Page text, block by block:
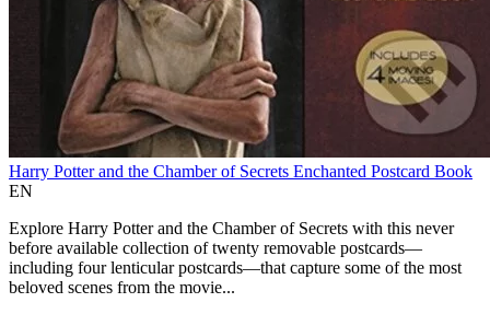
Harry Potter and the Chamber of Secrets Enchanted Postcard Book
EN
Explore Harry Potter and the Chamber of Secrets with this never
before available collection of twenty removable postcards—
including four lenticular postcards—that capture some of the most
beloved scenes from the movie...